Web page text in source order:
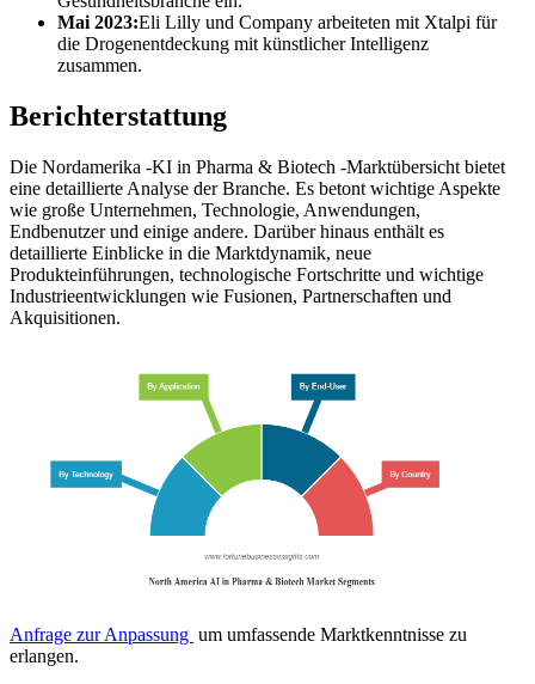
Mai 2023:Eli Lilly und Company arbeiteten mit Xtalpi für
die Drogenentdeckung mit künstlicher Intelligenz
zusammen.
Berichterstattung
Die Nordamerika -KI in Pharma & Biotech -Marktübersicht bietet
eine detaillierte Analyse der Branche. Es betont wichtige Aspekte
wie große Unternehmen, Technologie, Anwendungen,
Endbenutzer und einige andere. Darüber hinaus enthält es
detaillierte Einblicke in die Marktdynamik, neue
Produkteinführungen, technologische Fortschritte und wichtige
Industrieentwicklungen wie Fusionen, Partnerschaften und
Akquisitionen.
Anfrage zur Anpassung um umfassende Marktkenntnisse zu
erlangen.